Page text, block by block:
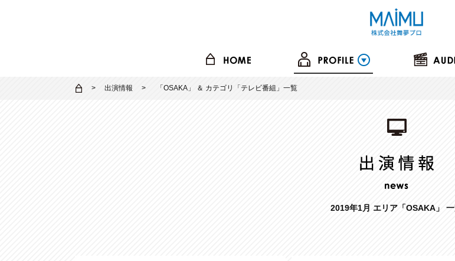
出演情報 「 OSAKA 」 ＆ カテゴリ「 テレビ番組 」一覧
2019年1月 エリア「OSAKA」